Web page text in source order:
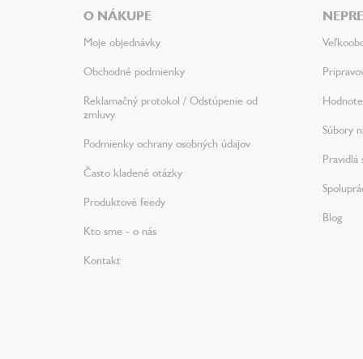
O NÁKUPE
Moje objednávky
Obchodné podmienky
Reklamačný protokol / Odstúpenie od
zmluvy
Podmienky ochrany osobných údajov
Často kladené otázky
Produktové feedy
Kto sme - o nás
Kontakt
Súbory
Pravidlá
Blog